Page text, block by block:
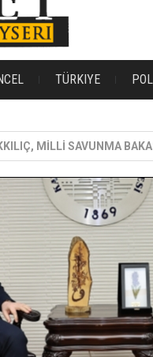
TÜRKIYE
MİLLİ SAVUNMA